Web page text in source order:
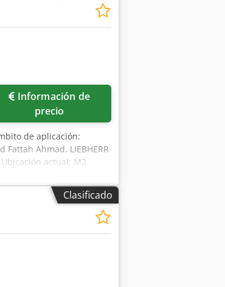
precio
de aplicación:
Ahmad. LIEBHERR
actual: M2
Ty Akeforf
Clasificado